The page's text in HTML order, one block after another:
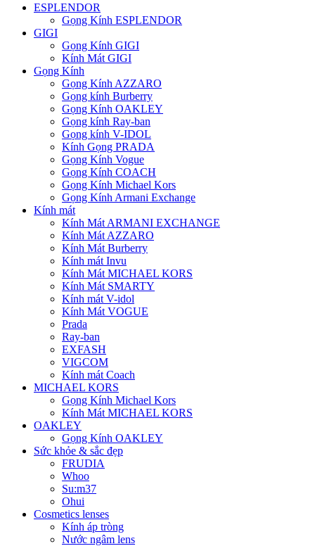
ESPLENDOR
Gọng Kính ESPLENDOR
GIGI
Gọng Kính GIGI
Kính Mát GIGI
Gọng Kính
Gọng Kính AZZARO
Gọng kính Burberry
Gọng Kính OAKLEY
Gọng kính Ray-ban
Gọng kính V-IDOL
Kính Gọng PRADA
Gọng Kính Vogue
Gọng Kính COACH
Gọng Kính Michael Kors
Gọng Kính Armani Exchange
Kính mát
Kính Mát ARMANI EXCHANGE
Kính Mát AZZARO
Kính Mát Burberry
Kính mát Invu
Kính Mát MICHAEL KORS
Kính Mát SMARTY
Kính mát V-idol
Kính Mát VOGUE
Prada
Ray-ban
EXFASH
VIGCOM
Kính mát Coach
MICHAEL KORS
Gọng Kính Michael Kors
Kính Mát MICHAEL KORS
OAKLEY
Gọng Kính OAKLEY
Sức khỏe & sắc đẹp
FRUDIA
Whoo
Su:m37
Ohui
Cosmetics lenses
Kính áp tròng
Nước ngâm lens